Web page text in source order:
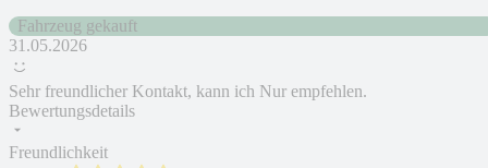
Fahrzeug gekauft
31.05.2026
Sehr freundlicher Kontakt, kann ich Nur empfehlen.
Bewertungsdetails
Freundlichkeit